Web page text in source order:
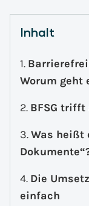
Inhalt
Worum geht
BFSG trifft
Was heißt
Die
einfach